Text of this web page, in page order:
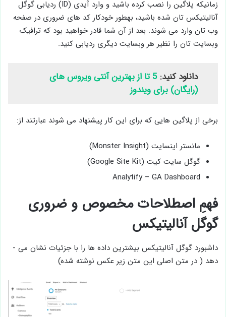
زمانی­که پلاگین را نصب کرده باشید و وارد آی­دی (ID) ردیابی گوگل
آنالیتیکس تان شده­ باشید، به­طور خودکار کد های ضروری در صفحه
وب تان وارد می ­شوند. بعد از آن شما قادر خواهید بود که ترافیک
وبسایت تان را نظیر هر وبسایت دیگری ردیابی کنید.
دانلود کنید:
5 تا از بهترین آنتی ویروس های
(رایگان) برای ویندوز
برخی از پلاگین ­هایی که برای این کار پیشنهاد می ­شوند عبارتند از:
مانستر اینسایت (Monster Insight)
گوگل سایت کیت (Google Site Kit)
Analytify – GA Dashboard
فهمِ اصطلاحات مخصوص و ضروری
گوگل آنالیتیکس
داشبورد گوگل آنالیتیکس بیشترین داده ­ها را با جزئیات نشان می ­
دهد ( در متن اصلی این متن زیر عکس نوشته شده)